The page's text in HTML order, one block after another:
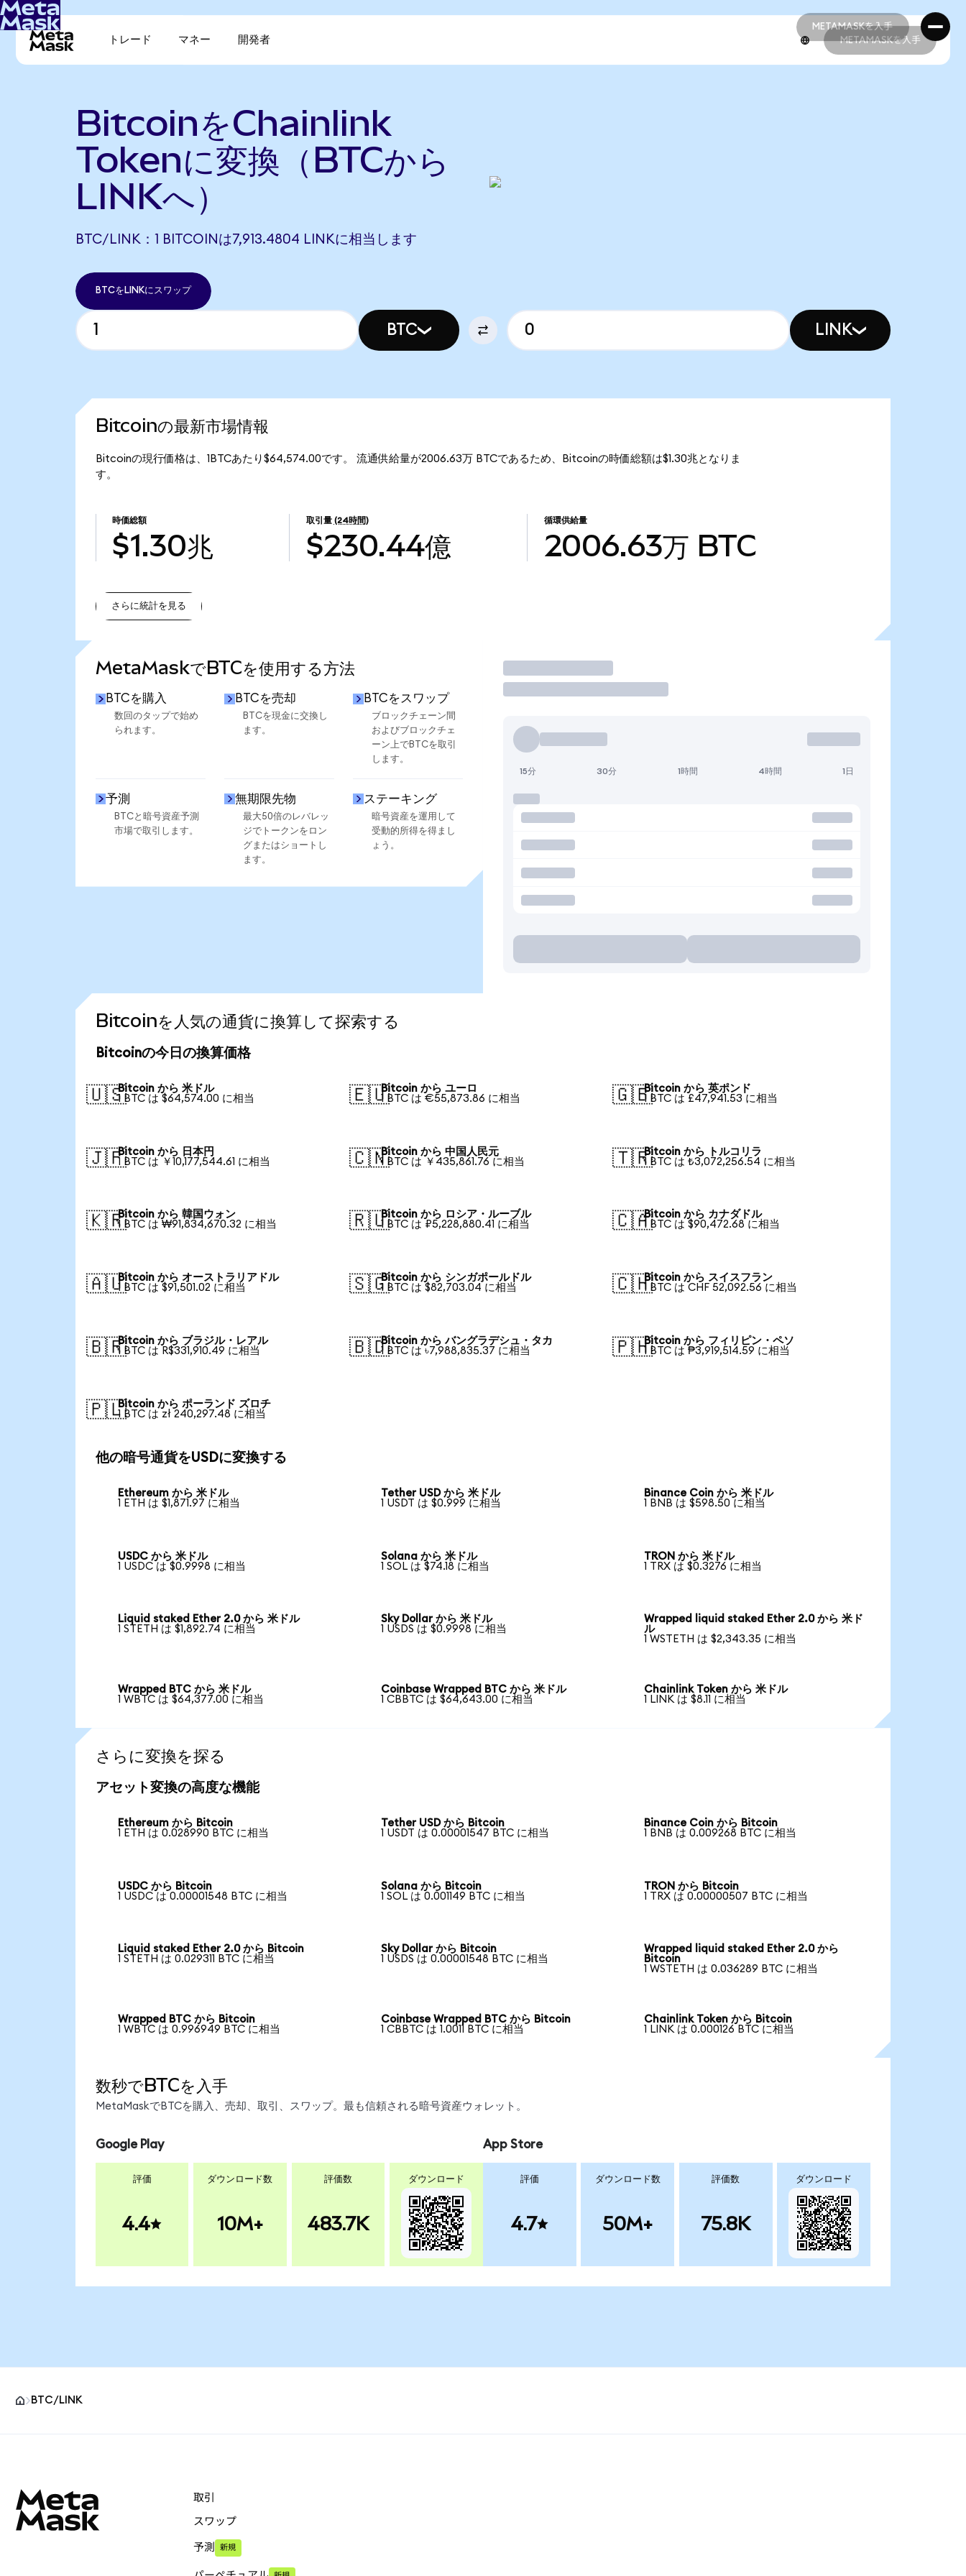
METAMASKを入手
METAMASKを入手
トレード マネー 開発者 METAMASKを入手
BitcoinをChainlink
Tokenに変換（BTCから
LINKへ）
BTC/LINK：1 BITCOINは7,913.4804 LINKに相当します
BTCをLINKにスワップ
BTC LINK
Bitcoinの最新市場情報
Bitcoinの現行価格は、1BTCあたり$64,574.00です。 流通供給量が2006.63万 BTCであるため、Bitcoinの時価総額は$1.30兆となりま
す。
時価総額
$1.30兆
取引量 (24時間)
$230.44億
循環供給量
2006.63万 BTC
さらに統計を見る
MetaMaskでBTCを使用する方法
BTCを購入
数回のタップで始め
られます。
BTCを売却
BTCを現金に交換し
ます。
BTCをスワップ
ブロックチェーン間
およびブロックチェ
ーン上でBTCを取引
します。
予測
BTCと暗号資産予測
市場で取引します。
無期限先物
最大50倍のレバレッ
ジでトークンをロン
グまたはショートし
ます。
ステーキング
暗号資産を運用して
受動的所得を得まし
ょう。
取引
15分 30分 1時間 4時間 1日
Bitcoinを人気の通貨に換算して探索する
Bitcoinの今日の換算価格
🇺🇸Bitcoin から 米ドル
1 BTC は $64,574.00 に相当
🇪🇺Bitcoin から ユーロ
1 BTC は €55,873.86 に相当
🇬🇧Bitcoin から 英ポンド
1 BTC は £47,941.53 に相当
🇯🇵Bitcoin から 日本円
1 BTC は ￥10,177,544.61 に相当
🇨🇳Bitcoin から 中国人民元
1 BTC は ￥435,861.76 に相当
🇹🇷Bitcoin から トルコリラ
1 BTC は ₺3,072,256.54 に相当
🇰🇷Bitcoin から 韓国ウォン
1 BTC は ₩91,834,670.32 に相当
🇷🇺Bitcoin から ロシア・ルーブル
1 BTC は ₽5,228,880.41 に相当
🇨🇦Bitcoin から カナダドル
1 BTC は $90,472.68 に相当
🇦🇺Bitcoin から オーストラリアドル
1 BTC は $91,501.02 に相当
🇸🇬Bitcoin から シンガポールドル
1 BTC は $82,703.04 に相当
🇨🇭Bitcoin から スイスフラン
1 BTC は CHF 52,092.56 に相当
🇧🇷Bitcoin から ブラジル・レアル
1 BTC は R$331,910.49 に相当
🇧🇩Bitcoin から バングラデシュ・タカ
1 BTC は ৳7,988,835.37 に相当
🇵🇭Bitcoin から フィリピン・ペソ
1 BTC は ₱3,919,514.59 に相当
🇵🇱Bitcoin から ポーランド ズロチ
1 BTC は zł 240,297.48 に相当
他の暗号通貨をUSDに変換する
Ethereum から 米ドル
1 ETH は $1,871.97 に相当
Tether USD から 米ドル
1 USDT は $0.999 に相当
Binance Coin から 米ドル
1 BNB は $598.50 に相当
USDC から 米ドル
1 USDC は $0.9998 に相当
Solana から 米ドル
1 SOL は $74.18 に相当
TRON から 米ドル
1 TRX は $0.3276 に相当
Liquid staked Ether 2.0 から 米ドル
1 STETH は $1,892.74 に相当
Sky Dollar から 米ドル
1 USDS は $0.9998 に相当
Wrapped liquid staked Ether 2.0 から 米ド
ル
1 WSTETH は $2,343.35 に相当
Wrapped BTC から 米ドル
1 WBTC は $64,377.00 に相当
Coinbase Wrapped BTC から 米ドル
1 CBBTC は $64,643.00 に相当
Chainlink Token から 米ドル
1 LINK は $8.11 に相当
さらに変換を探る
アセット変換の高度な機能
Ethereum から Bitcoin
1 ETH は 0.028990 BTC に相当
Tether USD から Bitcoin
1 USDT は 0.00001547 BTC に相当
Binance Coin から Bitcoin
1 BNB は 0.009268 BTC に相当
USDC から Bitcoin
1 USDC は 0.00001548 BTC に相当
Solana から Bitcoin
1 SOL は 0.001149 BTC に相当
TRON から Bitcoin
1 TRX は 0.00000507 BTC に相当
Liquid staked Ether 2.0 から Bitcoin
1 STETH は 0.029311 BTC に相当
Sky Dollar から Bitcoin
1 USDS は 0.00001548 BTC に相当
Wrapped liquid staked Ether 2.0 から
Bitcoin
1 WSTETH は 0.036289 BTC に相当
Wrapped BTC から Bitcoin
1 WBTC は 0.996949 BTC に相当
Coinbase Wrapped BTC から Bitcoin
1 CBBTC は 1.0011 BTC に相当
Chainlink Token から Bitcoin
1 LINK は 0.000126 BTC に相当
数秒でBTCを入手
MetaMaskでBTCを購入、売却、取引、スワップ。最も信頼される暗号資産ウォレット。
Google Play
評価
4.4
ダウンロード数
10M+
評価数
483.7K
ダウンロード
App Store
評価
4.7
ダウンロード数
50M+
評価数
75.8K
ダウンロード
BTC/LINK
取引
スワップ
予測 新規